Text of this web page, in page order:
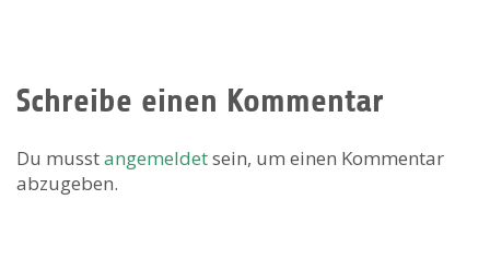
Schreibe einen Kommentar
Du musstangemeldetsein, um einen Kommentar
abzugeben.